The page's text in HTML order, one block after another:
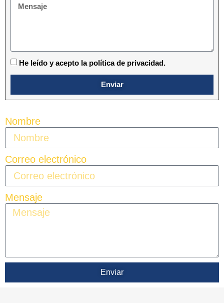
He leído y acepto la política de privacidad.
Enviar
Nombre
Correo electrónico
Mensaje
Enviar